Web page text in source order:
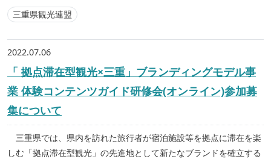
三重県観光連盟
2022.07.06
「 拠点滞在型観光×三重」ブランディングモデル事
業 体験コンテンツガイド研修会(オンライン)参加募
集について
三重県では、県内を訪れた旅行者が宿泊施設等を拠点に滞在を楽
しむ「拠点滞在型観光」の先進地として新たなブランドを確立する